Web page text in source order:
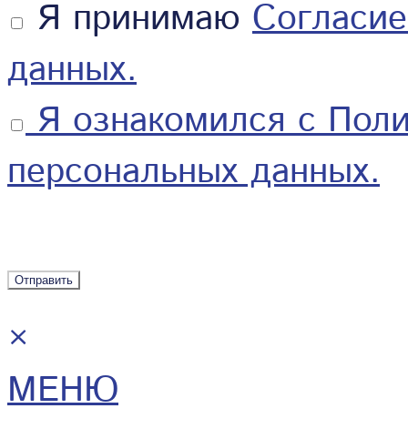
Я принимаю
данных.
Я ознакомился с
персональных данных.
×
МЕНЮ